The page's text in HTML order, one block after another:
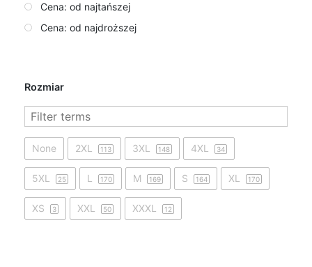
Cena: od najtańszej
Cena: od najdroższej
Rozmiar
None 2XL 113 3XL 148 4XL 34
5XL 25 L 170 M 169 S 164 XL 170
XS 3 XXL 50 XXXL 12